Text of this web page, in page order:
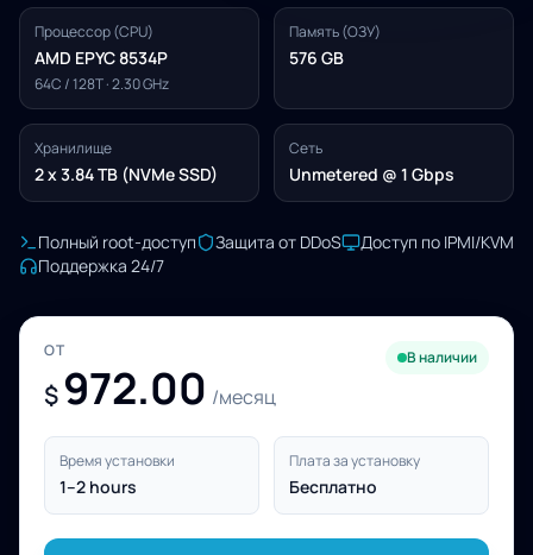
Процессор (CPU)
AMD EPYC 8534P
64C / 128T · 2.30 GHz
Память (ОЗУ)
576 GB
Хранилище
2 x 3.84 TB (NVMe SSD)
Сеть
Unmetered @ 1 Gbps
Полный root-доступ Защита от DDoS
Доступ по IPMI/KVM
Поддержка 24/7
ОТ
$ 972.00 /месяц
В наличии
Время установки
1–2 hours
Плата за установку
Бесплатно